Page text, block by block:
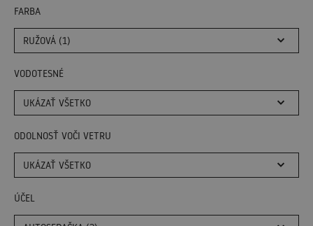
FARBA
RUŽOVÁ (1)
VODOTESNÉ
UKÁZAŤ VŠETKO
ODOLNOSŤ VOČI VETRU
UKÁZAŤ VŠETKO
ÚČEL